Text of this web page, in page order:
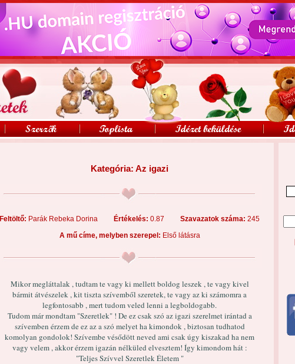
Kategória: Az igazi
Feltöltő: Parák Rebeka Dorina Értékelés: 0.87 Szavazatok száma: 245
A mű címe, melyben szerepel: Első látásra
Mikor megláttalak , tudtam te vagy ki mellett boldog leszek , te vagy kivel
bármit átvészelek , kit tiszta szívemből szeretek, te vagy az ki számomra a
legfontosabb , mert tudom veled lenni a legboldogabb.
Tudom már mondtam "Szeretlek" ! De ez csak szó az igazi szerelmet irántad a
szívemben érzem de ez az a szó melyet ha kimondok , biztosan tudhatod
komolyan gondolok! Szívembe vésődött neved ami csak úgy kiszakad ha nem
vagy velem , akkor érzem igazán nélküled elvesztem! Így kimondom hát :
"Teljes Szívvel Szeretlek Életem "